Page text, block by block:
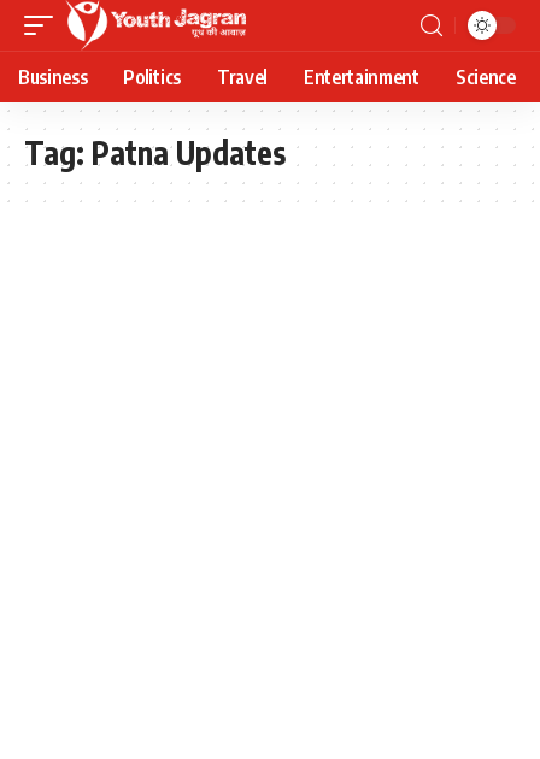
Business Politics Travel Entertainment Science
Tag: Patna Updates